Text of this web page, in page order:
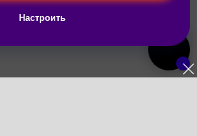
Настроить